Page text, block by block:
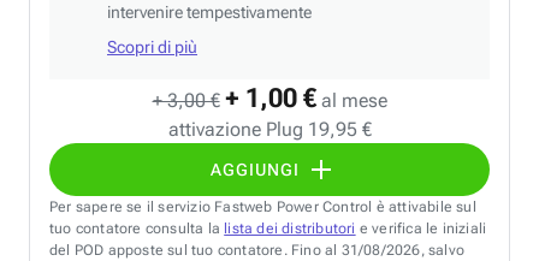
+ 3,00 € + 1,00 € al mese
attivazione Plug 19,95 €
AGGIUNGI
intervenire tempestivamente
Scopri di più
Per sapere se il servizio Fastweb Power Control è attivabile sul
tuo contatore consulta la lista dei distributori e verifica le iniziali
del POD apposte sul tuo contatore. Fino al 31/08/2026, salvo